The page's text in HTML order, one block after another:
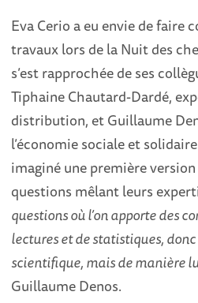
Eva Cerio a eu envie de faire
travaux lors de la Nuit des
s’est rapprochée de ses
Tiphaine Chautard-Dardé,
distribution, et Guillaume
l’économie sociale et
imaginé une première version
questions mêlant leurs
questions où l’on apporte des
lectures et de statistiques,
scientifique, mais de manière
Guillaume Denos.